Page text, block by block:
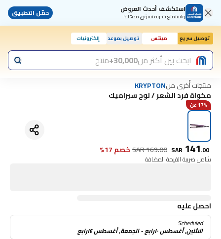
استكشف أحدث العروض
واستمتع بتجربة تسوّق مذهلة! حمّل التطبيق
توصيل سريع مينتس توصيل بموعد إلكترونيات
ابحث بين أكثر من30,000+ منتج
منتجات أُخرى منKRYPTON
مكواة فرد الشعر / لوح سيراميك
17% عن
SAR 141.00
SAR169.00 خصم 17%
شامل ضريبة القيمة المضافة
احصل عليه
Scheduled
الاثنين, أغسطس ١٠رابع - الجمعة, أغسطس ١٤رابع